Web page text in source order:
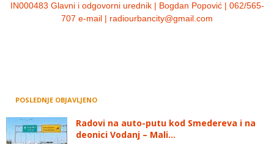
IN000483 Glavni i odgovorni urednik | Bogdan Popović | 062/565-
707 e-mail | radiourbancity@gmail.com
POSLEDNJE OBJAVLJENO
Radovi na auto-putu kod Smedereva i na
deonici Vodanj – Mali...